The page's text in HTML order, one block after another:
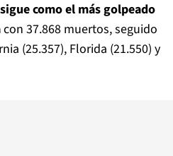
como el más golpeado
con 37.868 muertos, seguido
(25.357), Florida (21.550) y